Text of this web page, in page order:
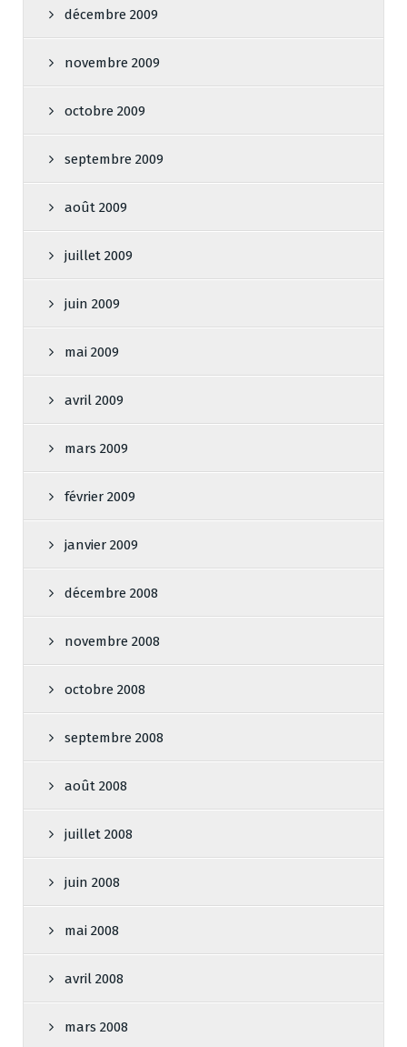
décembre 2009
novembre 2009
octobre 2009
septembre 2009
août 2009
juillet 2009
juin 2009
mai 2009
avril 2009
mars 2009
février 2009
janvier 2009
décembre 2008
novembre 2008
octobre 2008
septembre 2008
août 2008
juillet 2008
juin 2008
mai 2008
avril 2008
mars 2008